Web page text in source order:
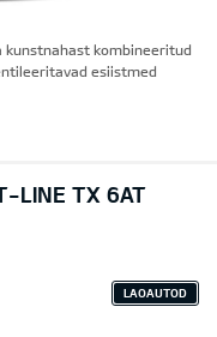
kunstnahast kombineeritud
esiistmed
LINE TX 6AT
LAOAUTOD